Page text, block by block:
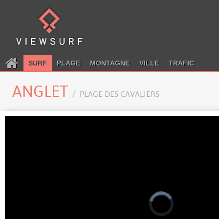
SURF PLAGE MONTAGNE VILLE TRAFIC
ANGLET PLAGE DES CAVALIERS